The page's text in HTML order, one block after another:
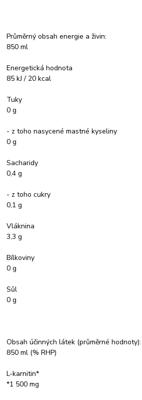
Průměrný obsah energie a živin:
850 ml
Energetická hodnota
85 kJ / 20 kcal
Tuky
0 g
- z toho nasycené mastné kyseliny
0 g
Sacharidy
0,4 g
- z toho cukry
0,1 g
Vláknina
3,3 g
Bílkoviny
0 g
Sůl
0 g
Obsah účinných látek (průměrné hodnoty):
850 ml (% RHP)
L-karnitin*
*1 500 mg